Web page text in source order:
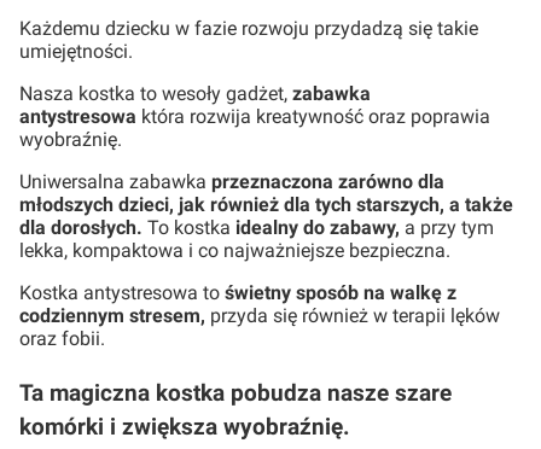
Każdemu dziecku w fazie rozwoju przydadzą się takie
umiejętności.
Nasza kostka to wesoły gadżet, zabawka
antystresowa która rozwija kreatywność oraz poprawia
wyobraźnię.
Uniwersalna zabawka przeznaczona zarówno dla
młodszych dzieci, jak również dla tych starszych, a także
dla dorosłych. To kostka idealny do zabawy, a przy tym
lekka, kompaktowa i co najważniejsze bezpieczna.
Kostka antystresowa to świetny sposób na walkę z
codziennym stresem, przyda się również w terapii lęków
oraz fobii.
Ta magiczna kostka pobudza nasze szare
komórki i zwiększa wyobraźnię.